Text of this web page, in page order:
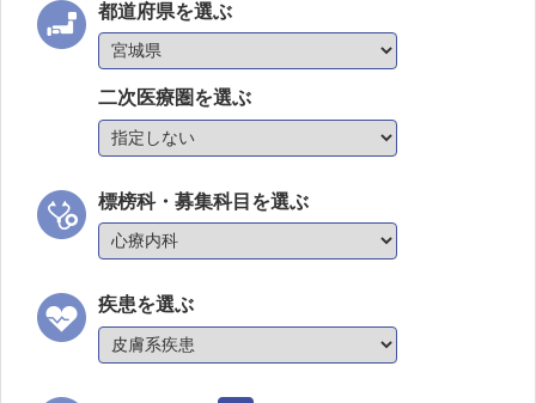
都道府県を選ぶ
二次医療圏を選ぶ
標榜科・募集科目を選ぶ
疾患を選ぶ